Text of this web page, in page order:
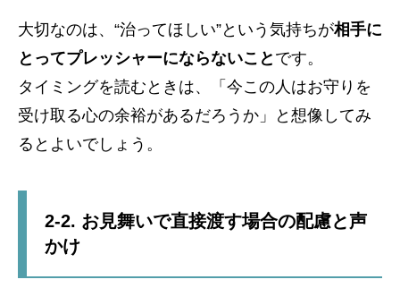
大切なのは、“治ってほしい”という気持ちが相手に
とってプレッシャーにならないこと です。
タイミングを読むときは、「今この人はお守りを
受け取る心の余裕があるだろうか」と想像してみ
るとよいでしょう。
2-2. お見舞いで直接渡す場合の配慮と声
かけ